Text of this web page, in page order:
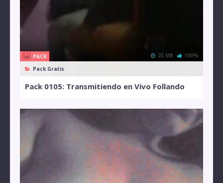
PACK
Pack Gratis
25 MB 100%
Pack 0105: Transmitiendo en Vivo Follando